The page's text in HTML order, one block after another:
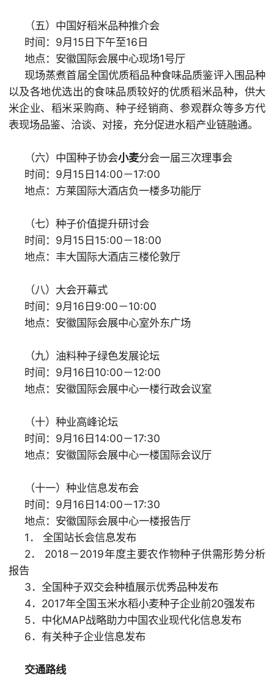
（五）中国好稻米品种推介会
时间：9月15日下午至16日
地点：安徽国际会展中心现场1号厅
现场蒸煮首届全国优质稻品种食味品质鉴评入围品种
以及各地优选出的食味品质较好的优质稻米品种，供大
米企业、稻米采购商、种子经销商、参观群众等多方代
表现场品鉴、洽谈、对接，充分促进水稻产业链融通。
（六）中国种子协会小麦分会一届三次理事会
时间：9月15日14:00－17:00
地点：方莱国际大酒店负一楼多功能厅
（七）种子价值提升研讨会
时间：9月15日15:00－18:00
地点：丰大国际大酒店三楼伦敦厅
（八）大会开幕式
时间：9月16日9:00－10:00
地点：安徽国际会展中心室外东广场
（九）油料种子绿色发展论坛
时间：9月16日10:00－12:00
地点：安徽国际会展中心一楼行政会议室
（十）种业高峰论坛
时间：9月16日14:00－17:30
地点：安徽国际会展中心一楼国际会议厅
（十一）种业信息发布会
时间：9月16日14:00－17:30
地点：安徽国际会展中心一楼报告厅
1． 全国站长会信息发布
2． 2018－2019年度主要农作物种子供需形势分析
报告
3．全国种子双交会种植展示优秀品种发布
4．2017年全国玉米水稻小麦种子企业前20强发布
5．中化MAP战略助力中国农业现代化信息发布
6．有关种子企业信息发布
交通路线